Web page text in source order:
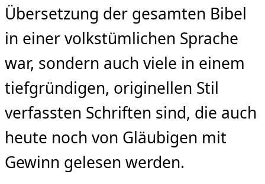
Übersetzung der gesamten Bibel
in einer volkstümlichen Sprache
war, sondern auch viele in einem
tiefgründigen, originellen Stil
verfassten Schriften sind, die auch
heute noch von Gläubigen mit
Gewinn gelesen werden.